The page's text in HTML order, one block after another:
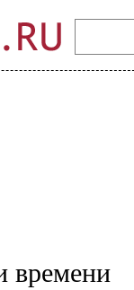
времени